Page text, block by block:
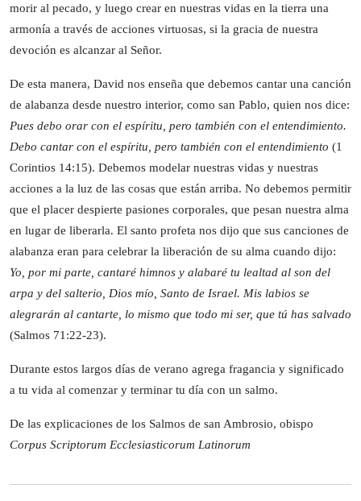
morir al pecado, y luego crear en nuestras vidas en la tierra una
armonía a través de acciones virtuosas, si la gracia de nuestra
devoción es alcanzar al Señor.
De esta manera, David nos enseña que debemos cantar una canción
de alabanza desde nuestro interior, como san Pablo, quien nos dice:
Pues debo orar con el espíritu, pero también con el entendimiento.
Debo cantar con el espíritu, pero también con el entendimiento (1
Corintios 14:15). Debemos modelar nuestras vidas y nuestras
acciones a la luz de las cosas que están arriba. No debemos permitir
que el placer despierte pasiones corporales, que pesan nuestra alma
en lugar de liberarla. El santo profeta nos dijo que sus canciones de
alabanza eran para celebrar la liberación de su alma cuando dijo:
Yo, por mi parte, cantaré himnos y alabaré tu lealtad al son del
arpa y del salterio, Dios mío, Santo de Israel. Mis labios se
alegrarán al cantarte, lo mismo que todo mi ser, que tú has salvado
(Salmos 71:22-23).
Durante estos largos días de verano agrega fragancia y significado
a tu vida al comenzar y terminar tu día con un salmo.
De las explicaciones de los Salmos de san Ambrosio, obispo
Corpus Scriptorum Ecclesiasticorum Latinorum